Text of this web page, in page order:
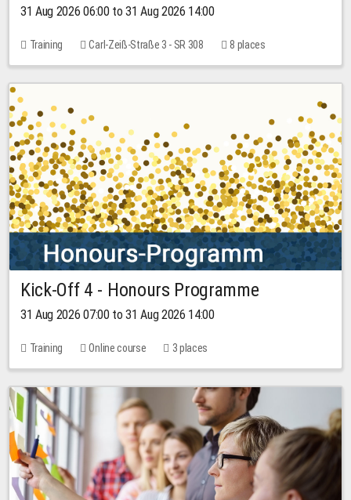
31 Aug 2026 06:00 to 31 Aug 2026 14:00
Training Carl-Zeiß-Straße 3 - SR 308 8 places
Kick-Off 4 - Honours Programme
31 Aug 2026 07:00 to 31 Aug 2026 14:00
Training Online course 3 places